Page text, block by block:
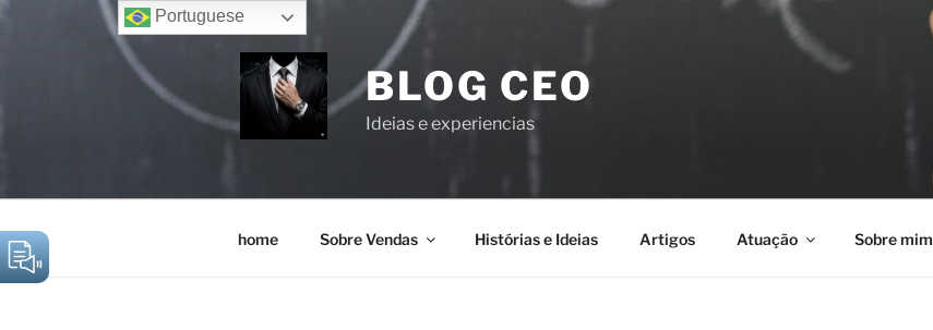
BLOG CEO
Ideias e experiencias
home Sobre Vendas Histórias e Ideias Artigos Atuação Sobre mim
Portuguese